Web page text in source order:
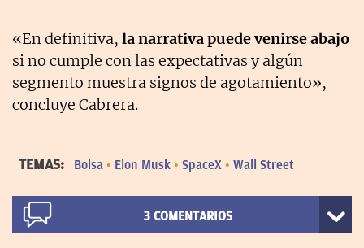
«En definitiva, la narrativa puede venirse abajo
si no cumple con las expectativas y algún
segmento muestra signos de agotamiento»,
concluye Cabrera.
TEMAS: Bolsa Elon Musk SpaceX Wall Street
3 COMENTARIOS